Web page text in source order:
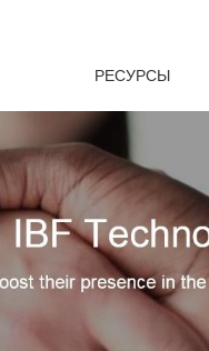
РЕСУРСЫ